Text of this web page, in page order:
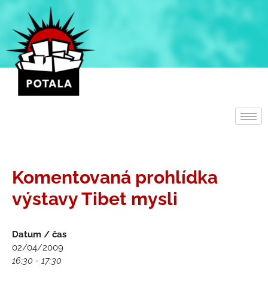
Přeskočit
obsah
Komentovaná prohlídka
výstavy Tibet mysli
Datum / čas
02/04/2009
16:30 - 17:30